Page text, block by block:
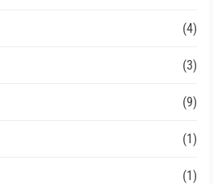
(4)
(3)
(9)
(1)
(1)